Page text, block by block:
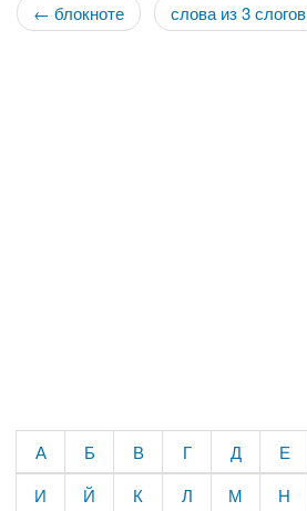
← блокноте слова из 3 слогов
А Б В Г Д Е
И
Й К Л М Н